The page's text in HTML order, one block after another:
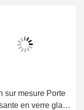
sur mesure Porte
en verre glacé